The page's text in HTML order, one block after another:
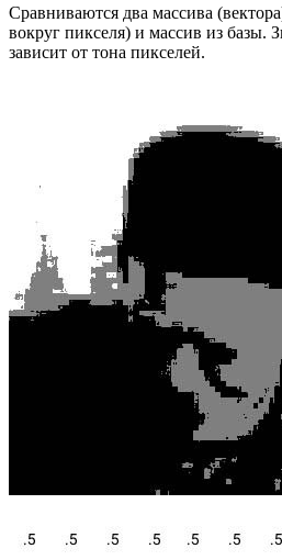
Сравниваются два массива
вокруг пикселя) и массив из базы.
зависит от тона пикселей.